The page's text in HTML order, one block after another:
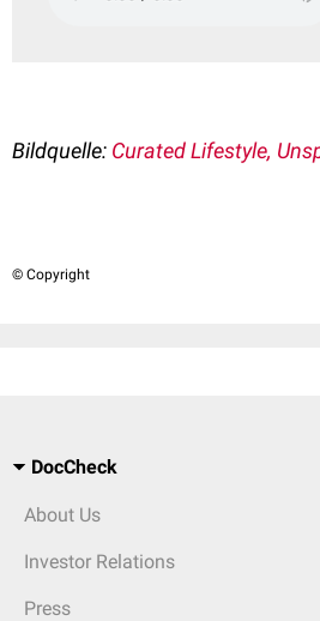
Bildquelle: Curated Lifestyle,
© Copyright
DocCheck
About Us
Investor Relations
Press